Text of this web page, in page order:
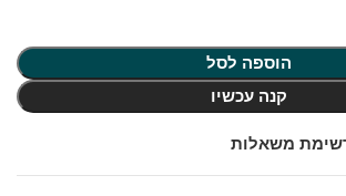
הוספה לסל
קנה עכשיו
משאלות